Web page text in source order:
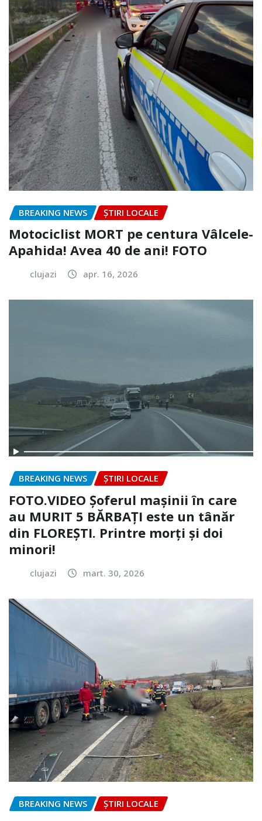
BREAKING NEWS ȘTIRI LOCALE
Motociclist MORT pe centura Vâlcele-
Apahida! Avea 40 de ani! FOTO
clujazi apr. 16, 2026
BREAKING NEWS ȘTIRI LOCALE
FOTO.VIDEO Șoferul mașinii în care
au MURIT 5 BĂRBAȚI este un tânăr
din FLOREȘTI. Printre morți și doi
minori!
clujazi mart. 30, 2026
BREAKING NEWS ȘTIRI LOCALE